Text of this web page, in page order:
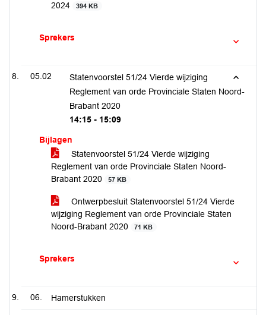
2024
394 KB
Sprekers
05.02
Statenvoorstel 51/24 Vierde wijziging
Reglement van orde Provinciale Staten Noord-
Brabant 2020
14:15 - 15:09
Bijlagen
Statenvoorstel 51/24 Vierde wijziging
Reglement van orde Provinciale Staten Noord-
Brabant 2020
57 KB
Ontwerpbesluit Statenvoorstel 51/24 Vierde
wijziging Reglement van orde Provinciale Staten
Noord-Brabant 2020
71 KB
Sprekers
06. Hamerstukken